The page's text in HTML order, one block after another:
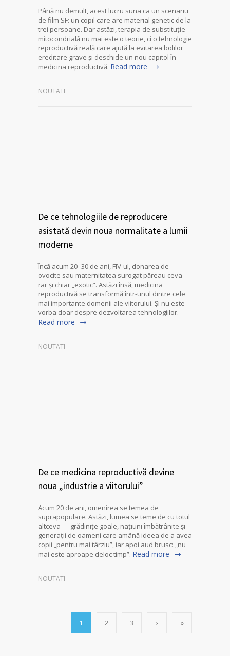
Până nu demult, acest lucru suna ca un scenariu
de film SF: un copil care are material genetic de la
trei persoane. Dar astăzi, terapia de substituție
mitocondrială nu mai este o teorie, ci o tehnologie
reproductivă reală care ajută la evitarea bolilor
ereditare grave și deschide un nou capitol în
medicina reproductivă. Read more
NOUTATI
De ce tehnologiile de reproducere
asistată devin noua normalitate a lumii
moderne
Încă acum 20–30 de ani, FIV-ul, donarea de
ovocite sau maternitatea surogat păreau ceva
rar și chiar „exotic”. Astăzi însă, medicina
reproductivă se transformă într-unul dintre cele
mai importante domenii ale viitorului. Și nu este
vorba doar despre dezvoltarea tehnologiilor.
Read more
NOUTATI
De ce medicina reproductivă devine
noua „industrie a viitorului”
Acum 20 de ani, omenirea se temea de
suprapopulare. Astăzi, lumea se teme de cu totul
altceva — grădinițe goale, națiuni îmbătrânite și
generații de oameni care amână ideea de a avea
copii „pentru mai târziu”, iar apoi aud brusc: „nu
mai este aproape deloc timp”. Read more
NOUTATI
1 2 3 › »